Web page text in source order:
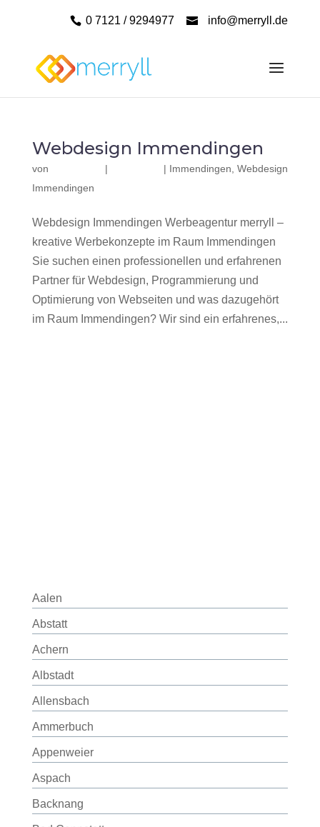
0 7121 / 9294977 info@merryll.de
Webdesign Immendingen
von | | Immendingen Webdesign
Immendingen
Webdesign Immendingen Werbeagentur merryll –
kreative Werbekonzepte im Raum Immendingen
Sie suchen einen professionellen und erfahrenen
Partner für Webdesign, Programmierung und
Optimierung von Webseiten und was dazugehört
im Raum Immendingen? Wir sind ein erfahrenes,...
Aalen
Abstatt
Achern
Albstadt
Allensbach
Ammerbuch
Appenweier
Aspach
Backnang